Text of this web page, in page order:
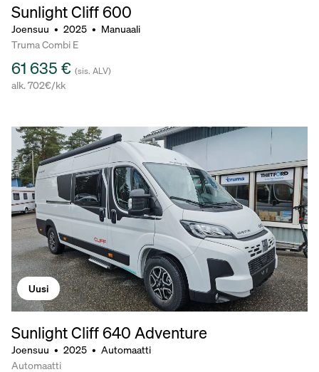
Sunlight Cliff 600
Joensuu • 2025 • Manuaali
Truma Combi E
61 635 € (sis. ALV)
alk. 702€/kk
Uusi
Sunlight Cliff 640 Adventure
Joensuu • 2025 • Automaatti
Automaatti